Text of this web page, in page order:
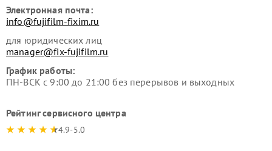
Электронная почта:
info@fujifilm-fixim.ru
для юридических лиц
manager@fix-fujifilm.ru
График работы:
ПН-ВСК с 9:00 до 21:00 без перерывов и выходных
Рейтинг сервисного центра
4.9-5.0